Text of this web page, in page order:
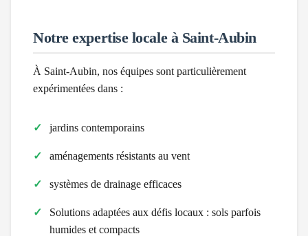
Notre expertise locale à Saint-Aubin
À Saint-Aubin, nos équipes sont particulièrement
expérimentées dans :
jardins contemporains
aménagements résistants au vent
systèmes de drainage efficaces
Solutions adaptées aux défis locaux : sols parfois
humides et compacts